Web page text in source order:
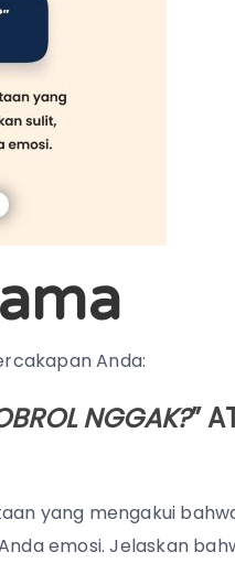
Anda:
NGGAK?”
yang mengakui
emosi. Jelaskan